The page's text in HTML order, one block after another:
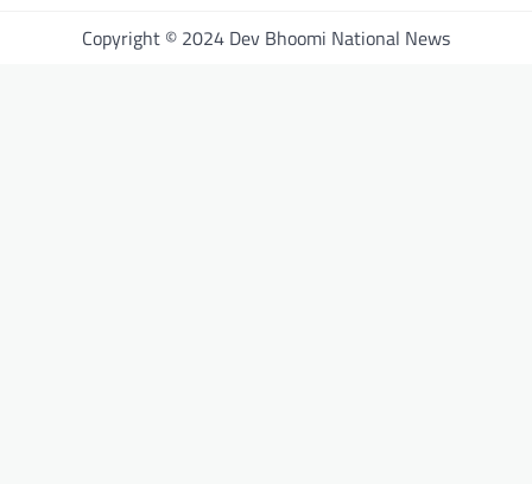
Copyright © 2024 Dev Bhoomi National News